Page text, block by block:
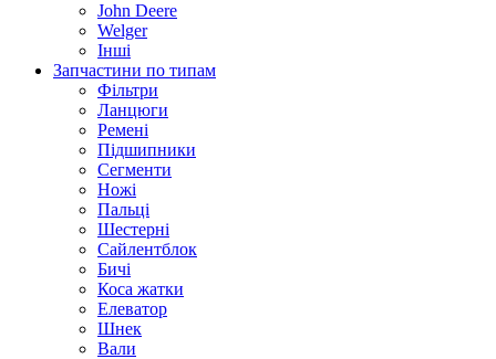
John Deere
Welger
Інші
Запчастини по типам
Фільтри
Ланцюги
Ремені
Підшипники
Сегменти
Ножі
Пальці
Шестерні
Сайлентблок
Бичі
Коса жатки
Елеватор
Шнек
Вали